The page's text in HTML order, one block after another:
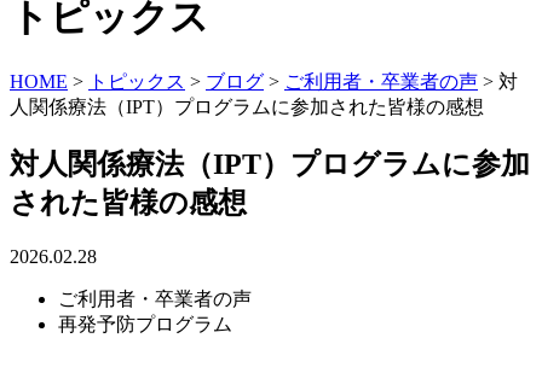
トピックス
HOME > トピックス > ブログ > ご利用者・卒業者の声 > 対
人関係療法（IPT）プログラムに参加された皆様の感想
対人関係療法（IPT）プログラムに参加
された皆様の感想
2026.02.28
ご利用者・卒業者の声
再発予防プログラム